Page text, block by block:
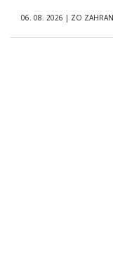
06. 08. 2026 | ZO